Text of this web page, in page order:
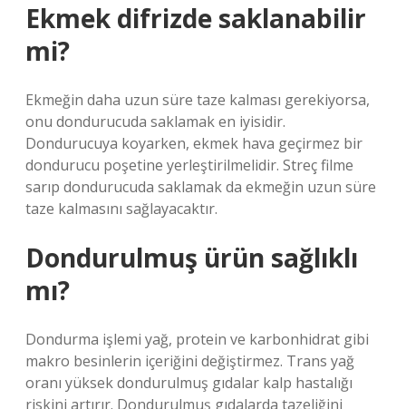
Ekmek difrizde saklanabilir
mi?
Ekmeğin daha uzun süre taze kalması gerekiyorsa,
onu dondurucuda saklamak en iyisidir.
Dondurucuya koyarken, ekmek hava geçirmez bir
dondurucu poşetine yerleştirilmelidir. Streç filme
sarıp dondurucuda saklamak da ekmeğin uzun süre
taze kalmasını sağlayacaktır.
Dondurulmuş ürün sağlıklı
mı?
Dondurma işlemi yağ, protein ve karbonhidrat gibi
makro besinlerin içeriğini değiştirmez. Trans yağ
oranı yüksek dondurulmuş gıdalar kalp hastalığı
riskini artırır. Dondurulmuş gıdalarda tazeliğini